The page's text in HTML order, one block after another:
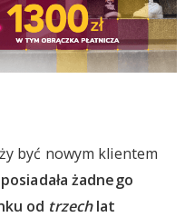
być nowym klientem
żadnego
od trzechlat